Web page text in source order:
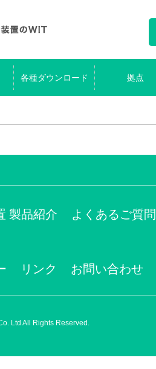
各種ダウンロード 拠点
製品紹介 よくあるご質問
リンク お問い合わせ
Ltd All Rights Reserved.